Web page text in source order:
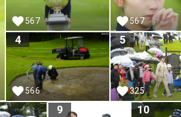
567 567
4
566
5
325
9 10